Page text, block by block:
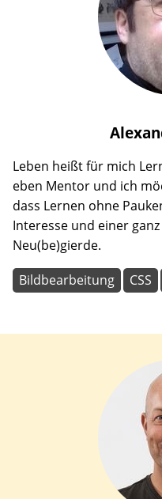
Leben heißt für mich
eben Mentor und ich
dass Lernen ohne
Interesse und einer
Neu(be)gierde.
Bildbearbeitung CSS